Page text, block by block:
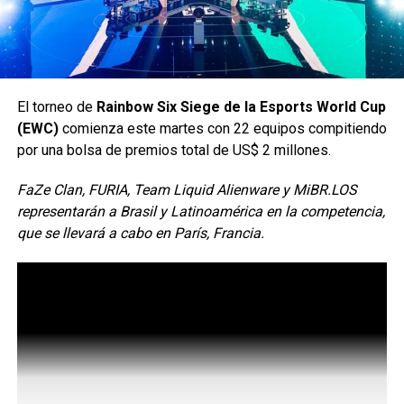
y espectáculo.
Sur:
cuenta con prometedores talentos en sus filas y
está decidido a ir por el primer puesto.
lo que identifica a este equipo, que ha demostrado
un excelente nivel competitivo para lograr clasificar
a esta fase de la liga.
importantes del año.
El torneo de Rainbow Six Siege de la Esports World Cup
(EWC)comienza este martes con 22 equipos compitiendo
por una bolsa de premios total de US$ 2 millones.
FaZe Clan, FURIA, Team Liquid Alienware y MiBR.LOS
representarán a Brasil y Latinoamérica en la competencia,
que se llevará a cabo en París, Francia.